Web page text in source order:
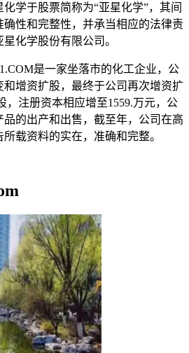
学于股票简称为“亚星化学”，其间
性和完整性，并承当相应的法律责
化学股份有限公司。
是一家坐落市的化工企业，公
增资扩股，最终于公司再次增资扩
，注册资本相应增至1559.万元，公
的出产和出售，截至年，公司在高
载资料的实在，准确和完整。